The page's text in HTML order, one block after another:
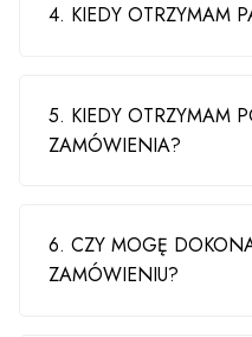
4. KIEDY OTRZYMAM
5. KIEDY OTRZYMAM
ZAMÓWIENIA?
6. CZY MOGĘ
ZAMÓWIENIU?